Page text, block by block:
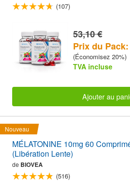
(107)
53,10 €
Prix du
(Économisez 20%)
TVA incluse
Ajouter au
Nouveau
MÉLATONINE 10mg 60
(Libération Lente)
de BIOVEA
(516)